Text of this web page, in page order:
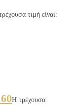
τιμή είναι:
Η τρέχουσα